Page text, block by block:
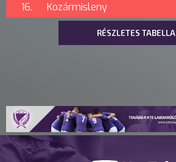
16.
Kozármisleny
RÉSZLETES TABELLA